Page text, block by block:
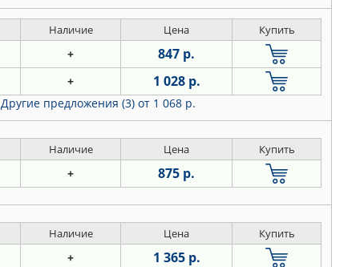
Наличие Цена Купить
+ 847 р.
+ 1 028 р.
Другие предложения (3) от 1 068 р.
Наличие Цена Купить
+ 875 р.
Наличие Цена Купить
+ 1 365 р.